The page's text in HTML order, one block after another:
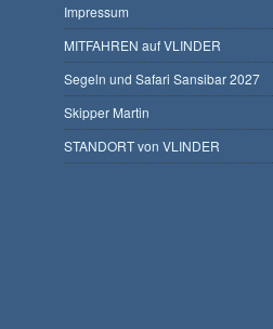
Impressum
MITFAHREN auf VLINDER
Segeln und Safari Sansibar 2027
Skipper Martin
STANDORT von VLINDER